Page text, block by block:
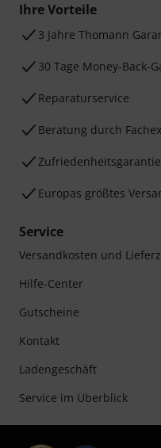
Ihre Vorteile
3 Jahre Thomann
30 Tage Money-Back-
Reparaturservice
Beratung durch
Zufriedenheitsgarantie
Europas größtes
Service
Versandkosten und
Hilfe-Center
Gutscheine
Kontakt
Ladengeschäft
Service im Überblick